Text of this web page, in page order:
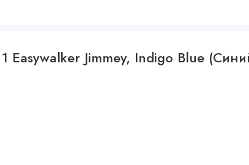
эко-кожи
Easywalker Jimmey, Indigo Blue